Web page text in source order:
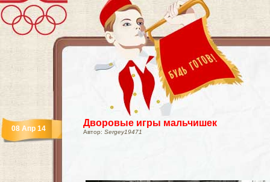
Дворовые игры мальчишек
Автор: Sergey19471
08 Апр 14